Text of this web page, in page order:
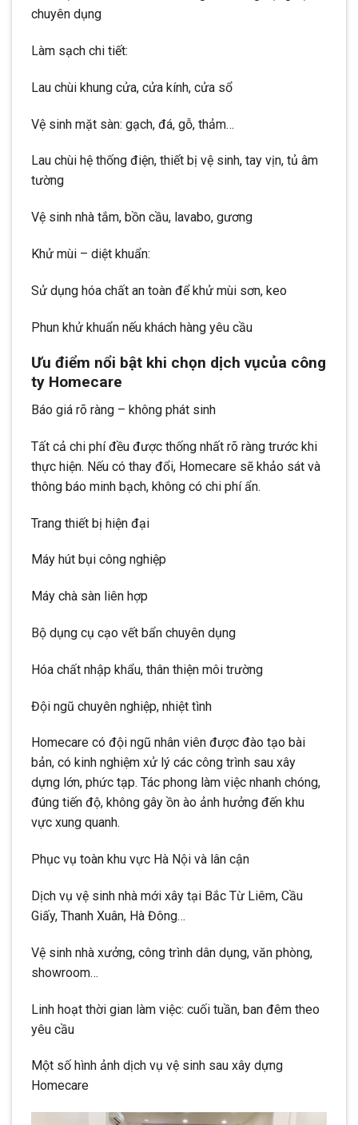
chuyên dụng
Làm sạch chi tiết:
Lau chùi khung cửa, cửa kính, cửa sổ
Vệ sinh mặt sàn: gạch, đá, gỗ, thảm…
Lau chùi hệ thống điện, thiết bị vệ sinh, tay vịn, tủ âm
tường
Vệ sinh nhà tắm, bồn cầu, lavabo, gương
Khử mùi – diệt khuẩn:
Sử dụng hóa chất an toàn để khử mùi sơn, keo
Phun khử khuẩn nếu khách hàng yêu cầu
Ưu điểm nổi bật khi chọn dịch vụcủa công
ty Homecare
Báo giá rõ ràng – không phát sinh
Tất cả chi phí đều được thống nhất rõ ràng trước khi
thực hiện. Nếu có thay đổi, Homecare sẽ khảo sát và
thông báo minh bạch, không có chi phí ẩn.
Trang thiết bị hiện đại
Máy hút bụi công nghiệp
Máy chà sàn liên hợp
Bộ dụng cụ cạo vết bẩn chuyên dụng
Hóa chất nhập khẩu, thân thiện môi trường
Đội ngũ chuyên nghiệp, nhiệt tình
Homecare có đội ngũ nhân viên được đào tạo bài
bản, có kinh nghiệm xử lý các công trình sau xây
dựng lớn, phức tạp. Tác phong làm việc nhanh chóng,
đúng tiến độ, không gây ồn ào ảnh hưởng đến khu
vực xung quanh.
Phục vụ toàn khu vực Hà Nội và lân cận
Dịch vụ vệ sinh nhà mới xây tại Bắc Từ Liêm, Cầu
Giấy, Thanh Xuân, Hà Đông…
Vệ sinh nhà xưởng, công trình dân dụng, văn phòng,
showroom…
Linh hoạt thời gian làm việc: cuối tuần, ban đêm theo
yêu cầu
Một số hình ảnh dịch vụ vệ sinh sau xây dựng
Homecare